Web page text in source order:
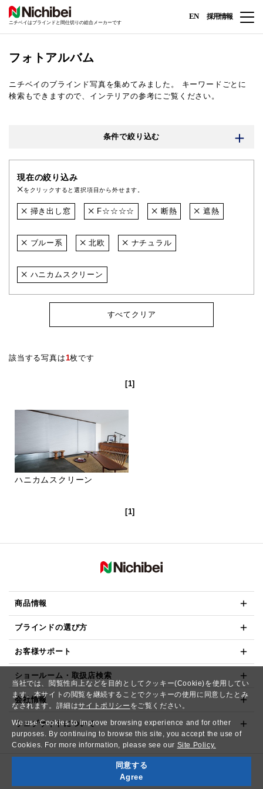
当社では、閲覧性向上などを目的としてクッキー(Cookie)を使用してい
ます。本サイトの閲覧を継続することでクッキーの使用に同意したとみ
なされます。詳細はサイトポリシー をご覧ください。
We use Cookies to improve browsing experience and for other
purposes. By continuing to browse this site, you accept the use of
Cookies. For more information, please see our Site Policy.
同意する
Agree
ニチベイはブラインドと間仕切りの総合メーカーです
EN 採用情報
フォトアルバム
ニチベイのブラインド写真を集めてみました。
キーワードごとに
検索もできますので、インテリアの参考にご覧ください。
条件で絞り込む
現在の絞り込み
をクリックすると選択項目から外せます。
掃き出し窓 F☆☆☆☆ 断熱 遮熱
ブルー系 北欧 ナチュラル
ハニカムスクリーン
すべてクリア
該当する写真は1枚です
[1]
ハニカムスクリーン
[1]
商品情報
ブラインドの選び方
お客様サポート
ショールーム・取扱店検索
会社情報
ウェブサイトについて
Copyright© NICHIBEI CO.,LTD. All Rights Reserved.